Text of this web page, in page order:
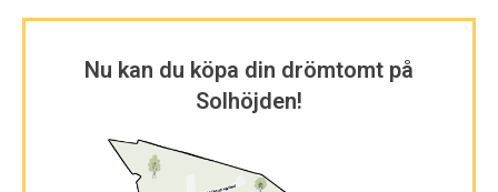
Nu kan du köpa din drömtomt på
Solhöjden!